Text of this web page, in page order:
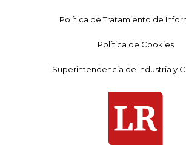
Política de Tratamiento de
Política de Cookies
Superintendencia de Industria y